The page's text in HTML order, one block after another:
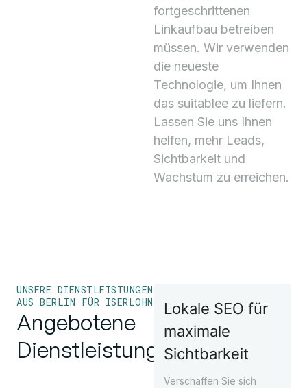
fortgeschrittenen
Linkaufbau betreiben
müssen. Wir verwenden
die neueste
Technologie, um Ihnen
das suitablee zu liefern.
Lassen Sie uns Ihnen
helfen, mehr Leads,
Sichtbarkeit und
Wachstum zu erreichen.
UNSERE DIENSTLEISTUNGEN
AUS BERLIN FÜR ISERLOHN
Angebotene
Dienstleistungen
Lokale SEO für
maximale
Sichtbarkeit
Verschaffen Sie sich